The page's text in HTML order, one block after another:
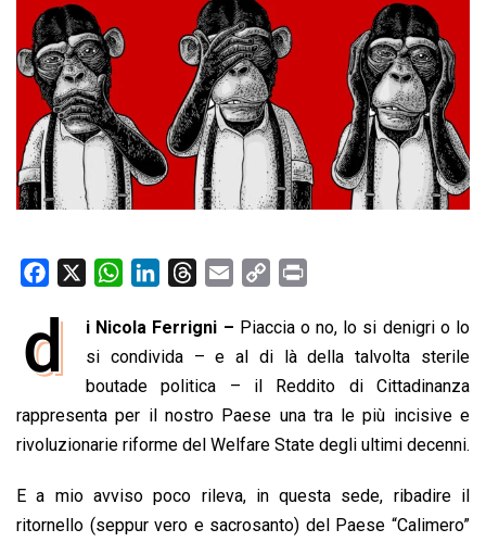
e
o
o
W
a
t
s
A
p
n
k
e
d
I
r
e
a
d
s
i
l
p
y
L
i
n
i
n
t
d i Nicola Ferrigni – Piaccia o no, lo si denigri o lo
si condivida – e al di là della talvolta sterile
boutade politica – il Reddito di Cittadinanza
rappresenta per il nostro Paese una tra le più incisive e
rivoluzionarie riforme del Welfare State degli ultimi decenni.
E a mio avviso poco rileva, in questa sede, ribadire il
ritornello (seppur vero e sacrosanto) del Paese “Calimero”